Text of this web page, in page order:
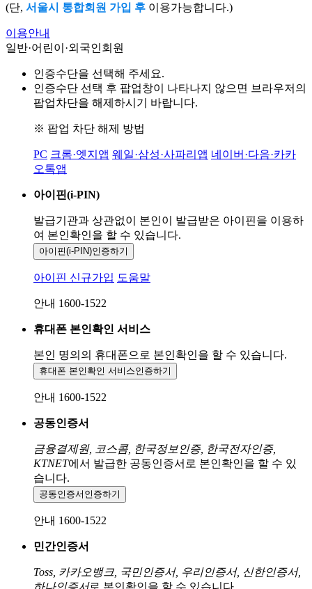
(단, 서울시 통합회원 가입 후 이용가능합니다.)
이용안내
일반·어린이·외국인회원
인증수단을 선택해 주세요.
인증수단 선택 후 팝업창이 나타나지 않으면 브라우저의
팝업차단을 해제하시기 바랍니다.
※ 팝업 차단 해제 방법
PC 크롬·엣지앱 웨일·삼성·사파리앱 네이버·다음·카카
오톡앱
아이핀(i-PIN)
발급기관과 상관없이 본인이 발급받은 아이핀을 이용하
여 본인확인을 할 수 있습니다.
아이핀(i-PIN)인증하기
아이핀 신규가입 도움말
안내 1600-1522
휴대폰 본인확인 서비스
본인 명의의 휴대폰으로 본인확인을 할 수 있습니다.
휴대폰 본인확인 서비스인증하기
안내 1600-1522
공동인증서
금융결제원, 코스콤, 한국정보인증, 한국전자인증,
KTNET에서 발급한 공동인증서로 본인확인을 할 수 있
습니다.
공동인증서 인증하기
안내 1600-1522
민간인증서
Toss, 카카오뱅크, 국민인증서, 우리인증서, 신한인증서,